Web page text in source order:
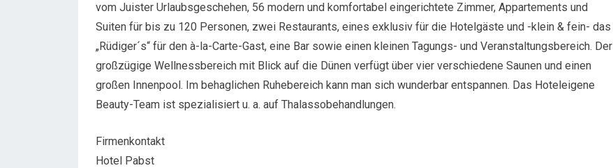
vom Juister Urlaubsgeschehen, 56 modern und komfortabel eingerichtete Zimmer, Appartements und
Suiten für bis zu 120 Personen, zwei Restaurants, eines exklusiv für die Hotelgäste und -klein & fein- das
„Rüdiger´s“ für den à-la-Carte-Gast, eine Bar sowie einen kleinen Tagungs- und Veranstaltungsbereich. Der
großzügige Wellnessbereich mit Blick auf die Dünen verfügt über vier verschiedene Saunen und einen
großen Innenpool. Im behaglichen Ruhebereich kann man sich wunderbar entspannen. Das Hoteleigene
Beauty-Team ist spezialisiert u. a. auf Thalassobehandlungen.
Firmenkontakt
Hotel Pabst